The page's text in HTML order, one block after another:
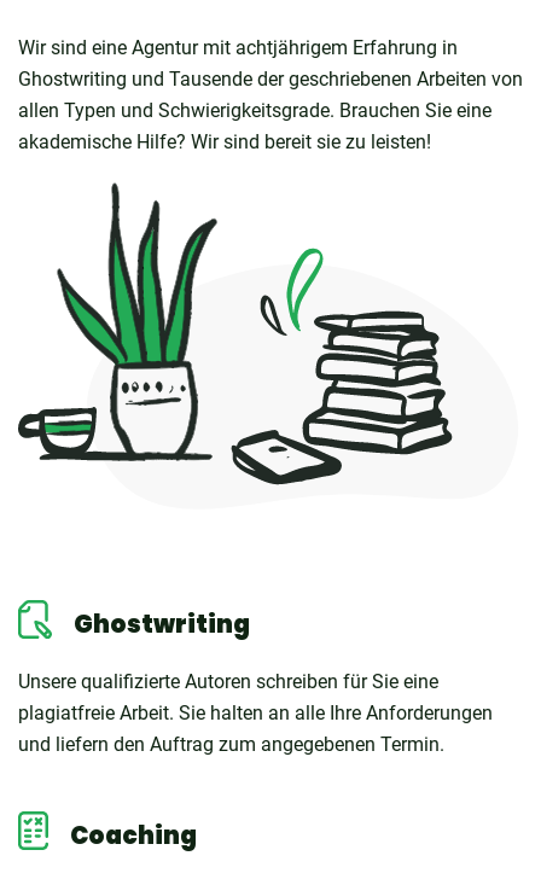
Wir sind eine Agentur mit achtjährigem Erfahrung in
Ghostwriting und Tausende der geschriebenen Arbeiten von
allen Typen und Schwierigkeitsgrade. Brauchen Sie eine
akademische Hilfe? Wir sind bereit sie zu leisten!
Ghostwriting
Unsere qualifizierte Autoren schreiben für Sie eine
plagiatfreie Arbeit. Sie halten an alle Ihre Anforderungen
und liefern den Auftrag zum angegebenen Termin.
Coaching